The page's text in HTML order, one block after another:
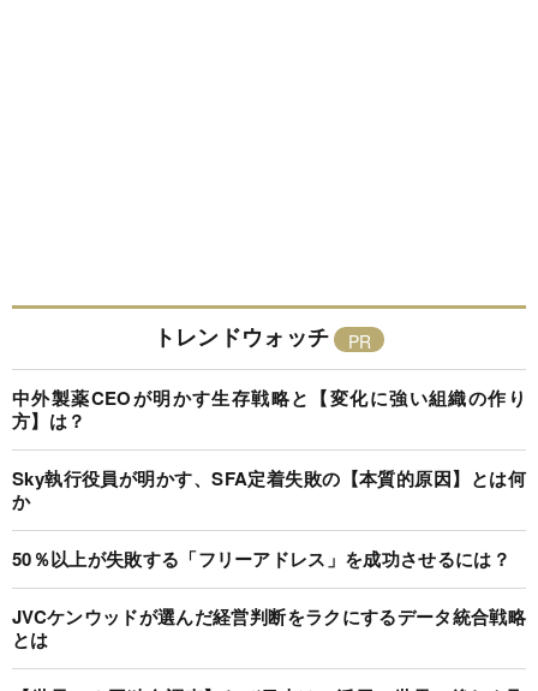
トレンドウォッチ
中外製薬CEOが明かす生存戦略と【変化に強い組織の作り
方】は？
Sky執行役員が明かす、SFA定着失敗の【本質的原因】とは何
か
50％以上が失敗する「フリーアドレス」を成功させるには？
JVCケンウッドが選んだ経営判断をラクにするデータ統合戦略
とは